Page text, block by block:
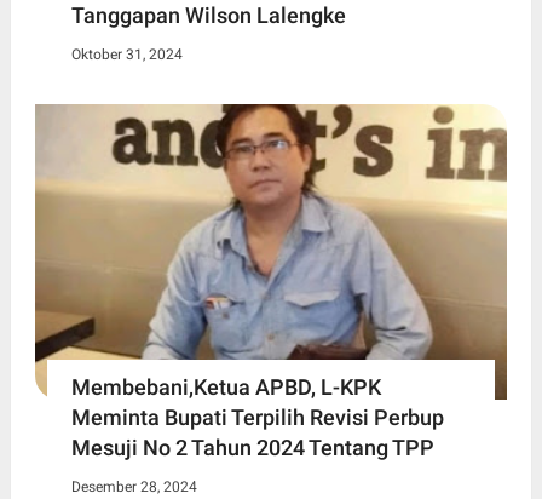
Tanggapan Wilson Lalengke
Oktober 31, 2024
Membebani,Ketua APBD, L-KPK
Meminta Bupati Terpilih Revisi Perbup
Mesuji No 2 Tahun 2024 Tentang TPP
Desember 28, 2024